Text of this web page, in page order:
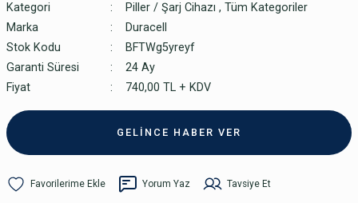
Kategori Piller / Şarj Cihazı , Tüm Kategoriler
Marka
Duracell
Stok Kodu
BFTWg5yreyf
Garanti Süresi
24 Ay
Fiyat
740,00 TL + KDV
GELİNCE HABER VER
Yorum Yaz Tavsiye Et